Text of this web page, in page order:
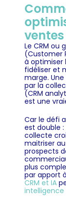
ventes
Le CRM ou
(Customer
à optimiser
fidéliser et
marge.
par la
(CRM
est une
Car le défi
est double
collecte
maitriser
prospects
plus
par apport
CRM et IA
intelligence